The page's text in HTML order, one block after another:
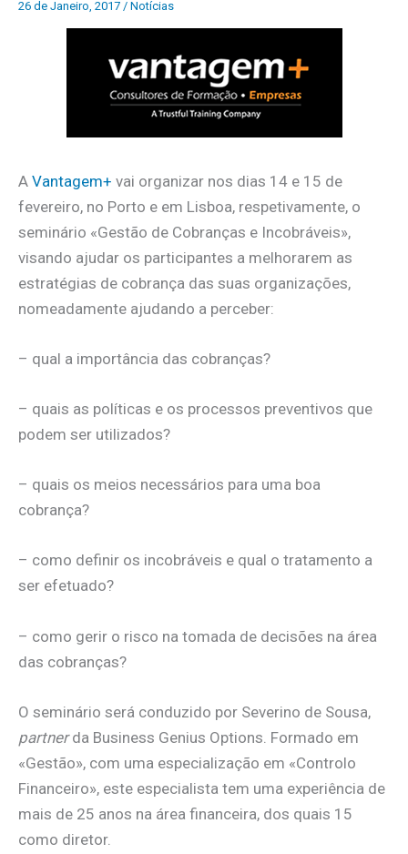
26 de Janeiro, 2017 / Notícias
A Vantagem+ vai organizar nos dias 14 e 15 de
fevereiro, no Porto e em Lisboa, respetivamente, o
seminário «Gestão de Cobranças e Incobráveis»,
visando ajudar os participantes a melhorarem as
estratégias de cobrança das suas organizações,
nomeadamente ajudando a perceber:
– qual a importância das cobranças?
– quais as políticas e os processos preventivos que
podem ser utilizados?
– quais os meios necessários para uma boa
cobrança?
– como definir os incobráveis e qual o tratamento a
ser efetuado?
– como gerir o risco na tomada de decisões na área
das cobranças?
O seminário será conduzido por Severino de Sousa,
partnerda Business Genius Options. Formado em
«Gestão», com uma especialização em «Controlo
Financeiro», este especialista tem uma experiência de
mais de 25 anos na área financeira, dos quais 15
como diretor.